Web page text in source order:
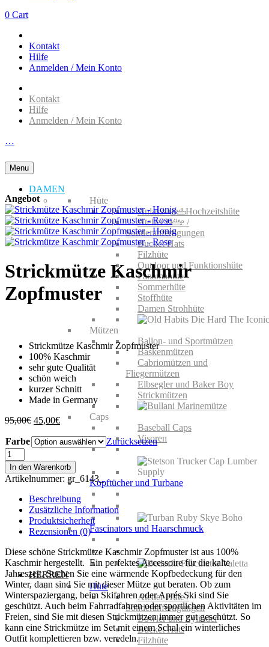
0 Cart
Kontakt
Hilfe
Anmelden / Mein Konto
Kontakt
Hilfe
Anmelden / Mein Konto
…
Menu
DAMEN
Hüte
Anlass- und Hochzeitshüte
Atelier Hüte /
Sonderanfertigungen
Bucket Hats
Filzhüte
Outdoor und Funktionshüte
Panamahüte
Sommerhüte
Stoffhüte
Damen Strohhüte
Mützen
Ballon- und Sportmützen
Baskenmützen
Cabriomützen und
Fliegermützen
Elbsegler und Baker Boy
Strickmützen
Caps
Baseball Caps
Visoren
Kopftücher und Turbane
Fascinators und Haarschmuck
HERREN
Hüte
Atelier Hüte /
Sonderanfertigungen
Bowler und Zylinder
Bucket Hats
Filzhüte
Angebot
Strickmütze Kaschmir
Zopfmuster
Strickmütze Kaschmir Zopfmuster
100% Kaschmir
sehr gute Qualität
schön weich
kurzer Schnitt
Made in Germany
95,00€ Ursprünglicher
war:
45,00€Aktueller
ist:
Farbe
Zurücksetzen
Strickmütze
Kaschmir
Zopfmuster
Menge
In den Warenkorb
Artikelnummer: gr_6143_
Beschreibung
Zusätzliche Information
Produktsicherheit
Rezensionen (0)
Diese schöne Strickmütze Kaschmir Zopfmuster ist aus 100%
Kaschmir hergestellt. Ein perfektes Accessoire für die kalte
Jahreszeit. Suchen Sie eine wärmende Kopfbedeckung für den
Winter, dann sind Sie mit dieser Mütze gut beraten. Ob zum
Winterspaziergang, beim Skifahren oder Aprés Ski sind Sie
geschützt. Auch beim Fahrradfahren oder sportlichen Aktivitäten im
Freien, sind Sie mit diesen Strickmützen immer gut geschützt. So
kann eine Strickmütze im Set mit einem Schal ein winterliches
Outfit komplettieren bzw. veredeln.